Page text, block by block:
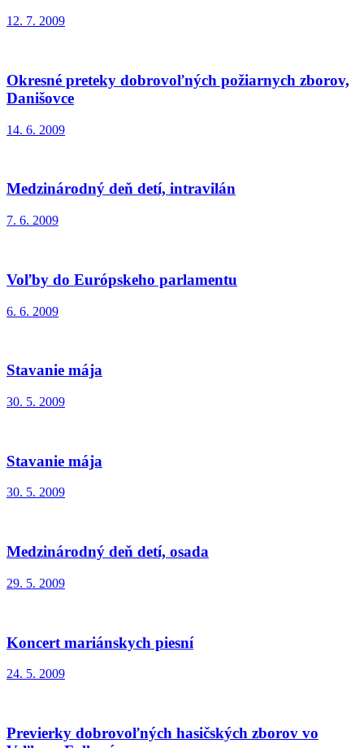
12. 7. 2009
Okresné preteky dobrovoľných požiarnych zborov,
Danišovce
14. 6. 2009
Medzinárodný deň detí, intravilán
7. 6. 2009
Voľby do Európskeho parlamentu
6. 6. 2009
Stavanie mája
30. 5. 2009
Stavanie mája
30. 5. 2009
Medzinárodný deň detí, osada
29. 5. 2009
Koncert mariánskych piesní
24. 5. 2009
Previerky dobrovoľných hasičských zborov vo